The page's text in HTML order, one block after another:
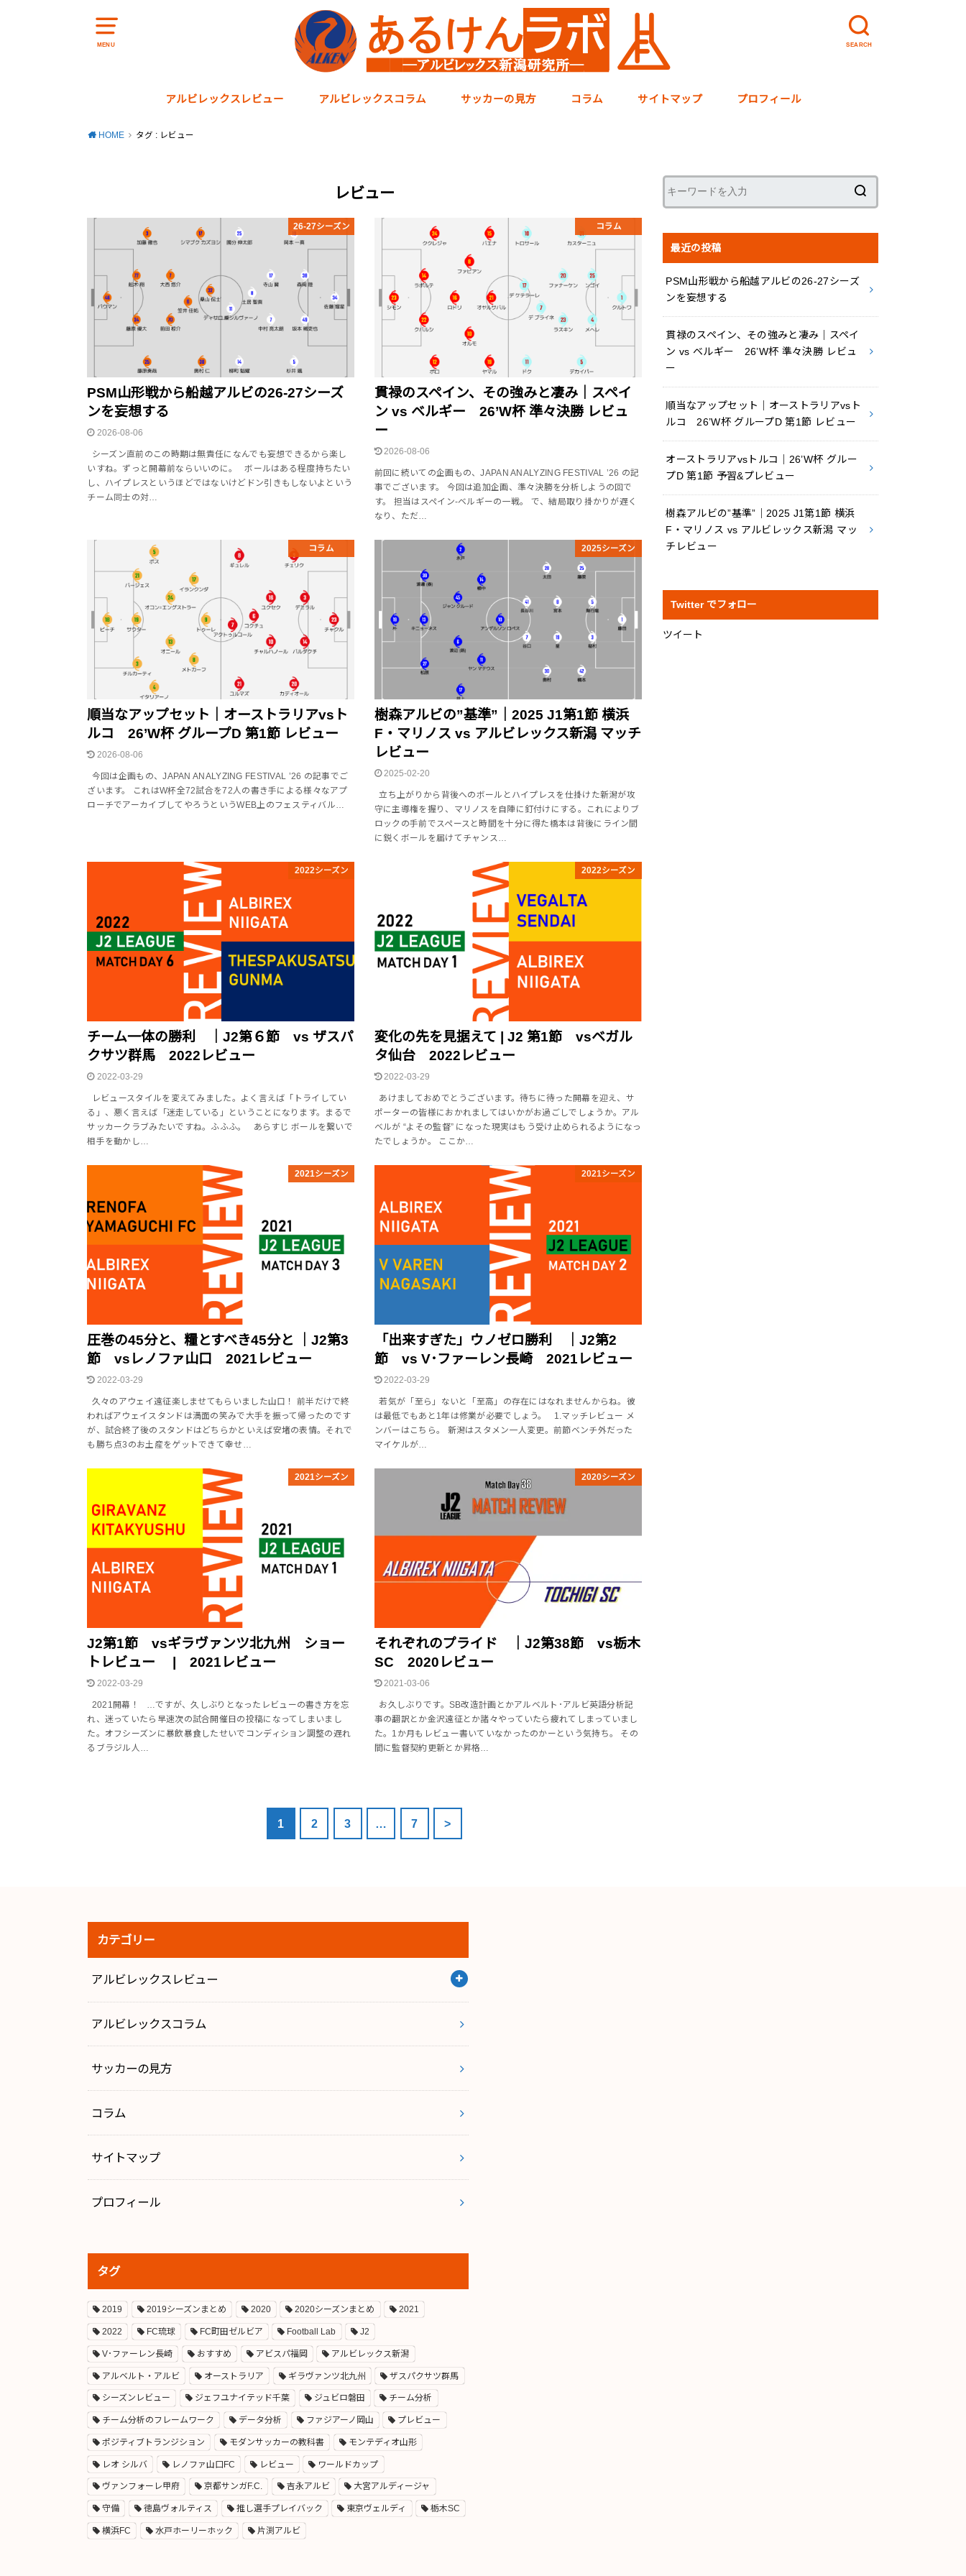
MENU SEARCH
アルビレックスレビュー
2018シーズン
2019シーズン
2020シーズン
2021シーズン
2022シーズン
アルビレックスコラム サッカーの見方 コラム サイトマップ プロフィール
HOME タグ : レビュー
レビュー
26-27シーズン
PSM山形戦から船越アルビの26-27シーズ
ンを妄想する
2026-08-06
シーズン直前のこの時期は無責任になんでも妄想できるから楽し
いすね。ずっと開幕前ならいいのに。 ボールはある程度持ちたい
し、ハイプレスというほどではないけどドン引きもしないよという
チーム同士の対…
コラム
貫禄のスペイン、その強みと凄み｜スペイ
ン vs ベルギー 26’W杯 準々決勝 レビュ
ー
2026-08-06
前回に続いての企画もの、JAPAN ANALYZING FESTIVAL ’26 の記
事でございます。 今回は追加企画、準々決勝を分析しようの回で
す。 担当はスペイン-ベルギーの一戦。 で、結局取り掛かりが遅く
なり、ただ…
コラム
順当なアップセット｜オーストラリアvsト
ルコ 26’W杯 グループD 第1節 レビュー
2026-08-06
今回は企画もの、JAPAN ANALYZING FESTIVAL ’26 の記事でご
ざいます。 これはW杯全72試合を72人の書き手による様々なアプ
ローチでアーカイブしてやろうというWEB上のフェスティバル…
2025シーズン
樹森アルビの”基準”｜2025 J1第1節 横浜
F・マリノス vs アルビレックス新潟 マッチ
レビュー
2025-02-20
立ち上がりから背後へのボールとハイプレスを仕掛けた新潟が攻
守に主導権を握り、マリノスを自陣に釘付けにする。これによりブ
ロックの手前でスペースと時間を十分に得た橋本は背後にライン間
に鋭くボールを届けてチャンス…
2022シーズン
チーム一体の勝利 ｜J2第６節 vs ザスパ
クサツ群馬 2022レビュー
2022-03-29
レビュースタイルを変えてみました。よく言えば「トライしてい
る」、悪く言えば「迷走している」ということになります。まるで
サッカークラブみたいですね。ふふふ。 あらすじ ボールを繋いで
相手を動かし…
2022シーズン
変化の先を見据えて | J2 第1節 vsベガル
タ仙台 2022レビュー
2022-03-29
あけましておめでとうございます。待ちに待った開幕を迎え、サ
ポーターの皆様におかれましてはいかがお過ごしでしょうか。アル
ベルが “よその監督” になった現実はもう受け止められるようになっ
たでしょうか。 ここか…
2021シーズン
圧巻の45分と、糧とすべき45分と ｜J2第3
節 vsレノファ山口 2021レビュー
2022-03-29
久々のアウェイ遠征楽しませてもらいました山口！ 前半だけで終
わればアウェイスタンドは満面の笑みで大手を振って帰ったのです
が、試合終了後のスタンドはどちらかといえば安堵の表情。それで
も勝ち点3のお土産をゲットできて幸せ…
2021シーズン
「出来すぎた」ウノゼロ勝利 ｜J2第2
節 vs V･ファーレン長崎 2021レビュー
2022-03-29
若気が「至ら」ないと「至高」の存在にはなれませんからね。彼
は最低でもあと1年は修業が必要でしょう。 1.マッチレビュー メ
ンバーはこちら。 新潟はスタメン一人変更。前節ベンチ外だった
マイケルが…
2021シーズン
J2第1節 vsギラヴァンツ北九州 ショー
トレビュー | 2021レビュー
2022-03-29
2021開幕！ …ですが、久しぶりとなったレビューの書き方を忘
れ、迷っていたら早速次の試合開催日の投稿になってしまいまし
た。オフシーズンに暴飲暴食したせいでコンディション調整の遅れ
るブラジル人…
2020シーズン
それぞれのプライド ｜J2第38節 vs栃木
SC 2020レビュー
2021-03-06
お久しぶりです。SB改造計画とかアルベルト･アルビ英語分析記
事の翻訳とか金沢遠征とか諸々やっていたら疲れてしまっていまし
た。1か月もレビュー書いていなかったのかーという気持ち。 その
間に監督契約更新とか昇格…
1 2 3 … 7 >
最近の投稿
PSM山形戦から船越アルビの26-27シーズ
ンを妄想する
貫禄のスペイン、その強みと凄み｜スペイ
ン vs ベルギー 26’W杯 準々決勝 レビュ
ー
順当なアップセット｜オーストラリアvsト
ルコ 26’W杯 グループD 第1節 レビュー
オーストラリアvsトルコ｜26’W杯 グルー
プD 第1節 予習&プレビュー
樹森アルビの”基準”｜2025 J1第1節 横浜
F・マリノス vs アルビレックス新潟 マッ
チレビュー
Twitter でフォロー
ツイート
カテゴリー
アルビレックスレビュー
アルビレックスコラム
サッカーの見方
コラム
サイトマップ
プロフィール
タグ
2019 2019シーズンまとめ 2020 2020シーズンまとめ 2021
2022 FC琉球 FC町田ゼルビア Football Lab J2
V･ファーレン長崎 おすすめ アビスパ福岡 アルビレックス新潟
アルベルト・アルビ オーストラリア ギラヴァンツ北九州 ザスパクサツ群馬
シーズンレビュー ジェフユナイテッド千葉 ジュビロ磐田 チーム分析
チーム分析のフレームワーク データ分析 ファジアーノ岡山 プレビュー
ポジティブトランジション モダンサッカーの教科書 モンテディオ山形
レオ シルバ レノファ山口FC レビュー ワールドカップ
ヴァンフォーレ甲府 京都サンガF.C. 吉永アルビ 大宮アルディージャ
守備 徳島ヴォルティス 推し選手プレイバック 東京ヴェルディ 栃木SC
横浜FC 水戸ホーリーホック 片渕アルビ